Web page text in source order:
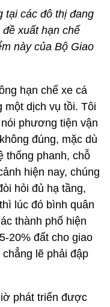
tại các đô thị đang
xuất hạn chế
này của Bộ Giao
hạn chế xe cá
dịch vụ tồi. Tôi
phương tiện vận
đúng, mặc dù
thống phanh, chỗ
hiện nay, chúng
hỏi đủ hạ tầng,
lúc đó bình quân
thành phố hiện
20% đất cho giao
lẽ phải đập
phát triển được